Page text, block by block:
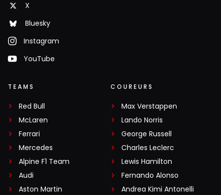
X
Bluesky
Instagram
YouTube
TEAMS
Red Bull
McLaren
Ferrari
Mercedes
Alpine F1 Team
Audi
Aston Martin
COUREURS
Max Verstappen
Lando Norris
George Russell
Charles Leclerc
Lewis Hamilton
Fernando Alonso
Andrea Kimi Antonelli